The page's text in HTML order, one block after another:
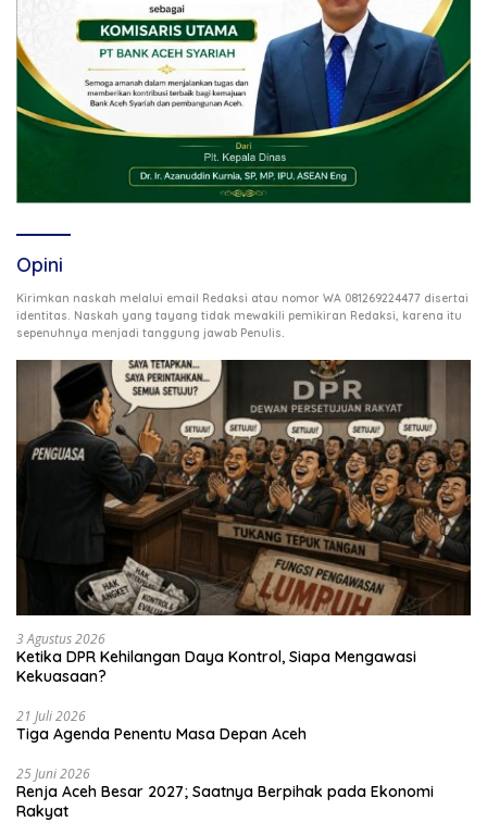
Opini
Kirimkan naskah melalui email Redaksi atau nomor WA 081269224477 disertai
identitas. Naskah yang tayang tidak mewakili pemikiran Redaksi, karena itu
sepenuhnya menjadi tanggung jawab Penulis
3 Agustus 2026
Ketika DPR Kehilangan Daya Kontrol, Siapa Mengawasi
Kekuasaan?
21 Juli 2026
Tiga Agenda Penentu Masa Depan Aceh
25 Juni 2026
Renja Aceh Besar 2027; Saatnya Berpihak pada Ekonomi
Rakyat